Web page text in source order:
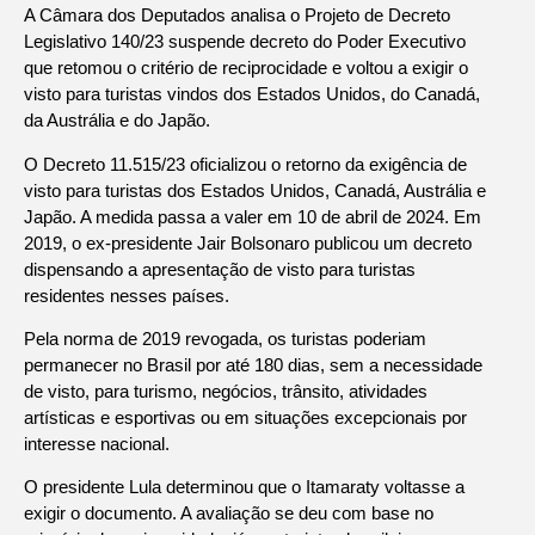
A Câmara dos Deputados analisa o Projeto de Decreto
Legislativo 140/23 suspende decreto do Poder Executivo
que retomou o critério de reciprocidade e voltou a exigir o
visto para turistas vindos dos Estados Unidos, do Canadá,
da Austrália e do Japão.
O Decreto 11.515/23 oficializou o retorno da exigência de
visto para turistas dos Estados Unidos, Canadá, Austrália e
Japão. A medida passa a valer em 10 de abril de 2024. Em
2019, o ex-presidente Jair Bolsonaro publicou um decreto
dispensando a apresentação de visto para turistas
residentes nesses países.
Pela norma de 2019 revogada, os turistas poderiam
permanecer no Brasil por até 180 dias, sem a necessidade
de visto, para turismo, negócios, trânsito, atividades
artísticas e esportivas ou em situações excepcionais por
interesse nacional.
O presidente Lula determinou que o Itamaraty voltasse a
exigir o documento. A avaliação se deu com base no